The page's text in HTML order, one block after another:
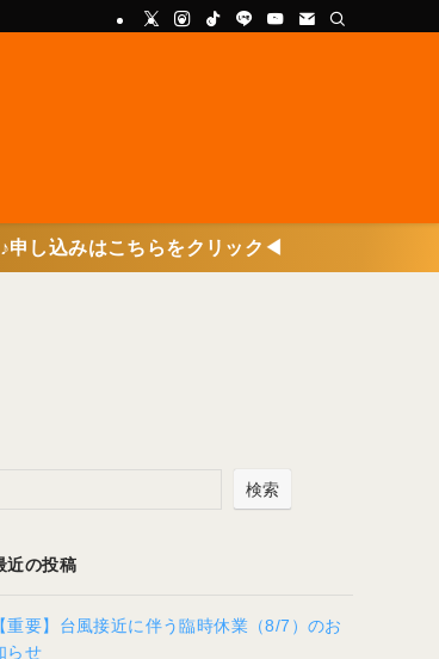
ちらをクリック◀
検索
近の投稿
【重要】台風接近に伴う臨時休業（8/7）のお
らせ